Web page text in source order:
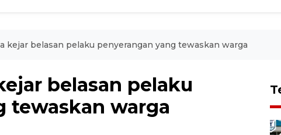
kejar belasan pelaku penyerangan yang tewaskan warga
belasan pelaku
tewaskan warga